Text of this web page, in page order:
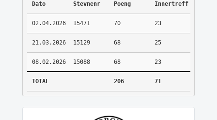
Dato Stevnenr Poeng Innertreff
02.04.2026 15471 70 23
21.03.2026 15129 68 25
08.02.2026 15088 68 23
TOTAL 206 71